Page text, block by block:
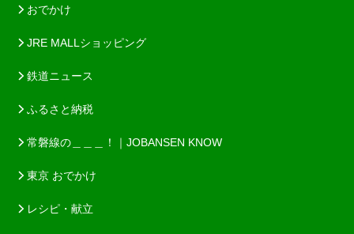
おでかけ
JRE MALLショッピング
鉄道ニュース
ふるさと納税
常磐線の＿＿＿！｜JOBANSEN KNOW
東京 おでかけ
レシピ・献立